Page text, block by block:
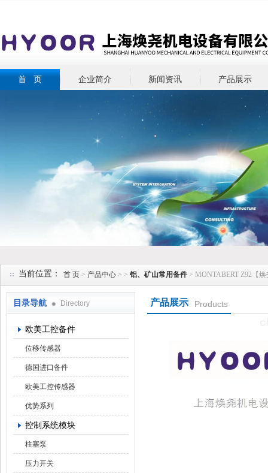
首 页 企业简介 新闻资讯 产品展示
当前位置： 首 页 > 产品中心 > > 铝、矿山常用备件 > MONTABERT Z92【
目录导航 Directory
欧美工控备件
位移传感器
德国进口备件
欧美工控传感器
优势系列
控制系统模块
柱塞泵
压力开关
产品展示 Products